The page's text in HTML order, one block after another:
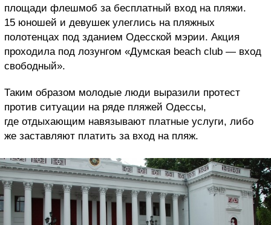
площади флешмоб за бесплатный вход на пляжи.
15 юношей и девушек улеглись на пляжных
полотенцах под зданием Одесской мэрии. Акция
проходила под лозунгом «Думская beach club — вход
свободный».
Таким образом молодые люди выразили протест
против ситуации на ряде пляжей Одессы,
где отдыхающим навязывают платные услуги, либо
же заставляют платить за вход на пляж.